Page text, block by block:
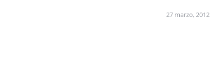
27 marzo, 2012